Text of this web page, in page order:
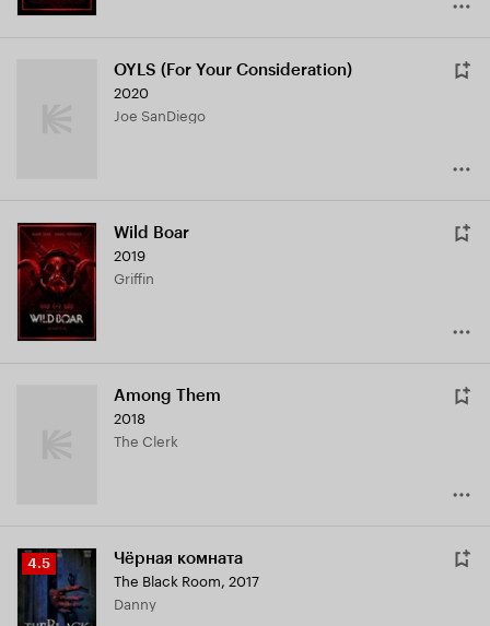
OYLS (For Your Consideration)
2020
Joe SanDiego
Wild Boar
2019
Griffin
Among Them
2018
The Clerk
Рейтинг
Кинопоиска
4.5
4.5 Чёрная комната
The Black Room 2017
Danny